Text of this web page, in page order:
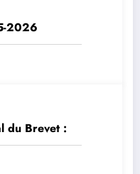
2026
du Brevet :